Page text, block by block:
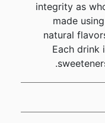
integrity as
made
natural
Each drink